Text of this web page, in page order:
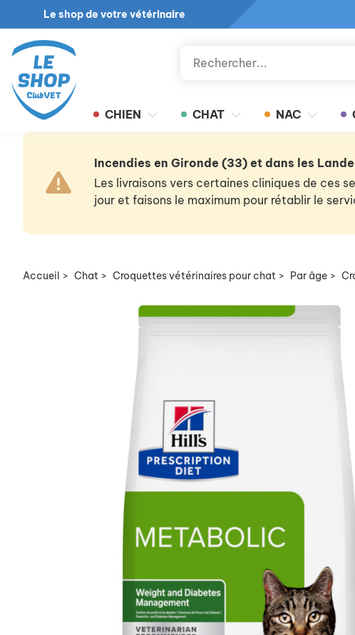
Le shop de votre vétérinaire
CHIEN CHAT NAC
Incendies en Gironde (33) et dans les
Les livraisons vers certaines cliniques de ces
jour et faisons le maximum pour rétablir le
Accueil > Chat > Croquettes vétérinaires pour chat > Par âge >